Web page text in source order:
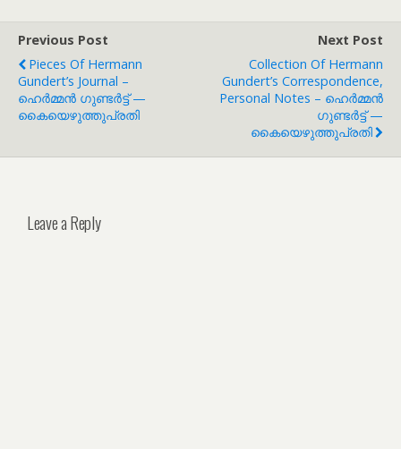
Previous Post
Pieces Of Hermann
Gundert’s Journal –
ഹെർമ്മൻ ഗുണ്ടർട്ട് —
കൈയെഴുത്തുപ്രതി
Next Post
Collection Of Hermann
Gundert’s Correspondence,
Personal Notes – ഹെർമ്മൻ
ഗുണ്ടർട്ട് —
കൈയെഴുത്തുപ്രതി
Leave a Reply